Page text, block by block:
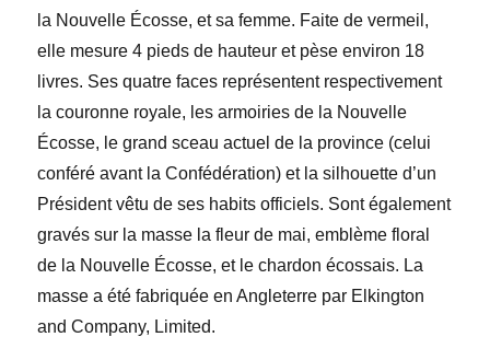
la Nouvelle Écosse, et sa femme. Faite de vermeil,
elle mesure 4 pieds de hauteur et pèse environ 18
livres. Ses quatre faces représentent respectivement
la couronne royale, les armoiries de la Nouvelle
Écosse, le grand sceau actuel de la province (celui
conféré avant la Confédération) et la silhouette d’un
Président vêtu de ses habits officiels. Sont également
gravés sur la masse la fleur de mai, emblème floral
de la Nouvelle Écosse, et le chardon écossais. La
masse a été fabriquée en Angleterre par Elkington
and Company, Limited.